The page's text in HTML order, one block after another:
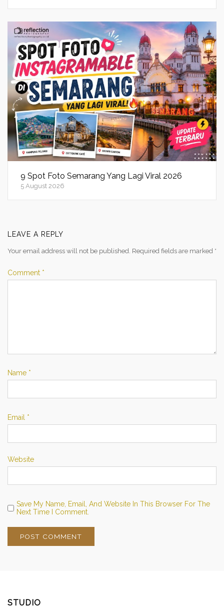
9 Spot Foto Semarang Yang Lagi Viral 2026
5 August 2026
LEAVE A REPLY
Your email address will not be published. Required fields are marked *
Comment *
Name *
Email *
Website
Save My Name, Email, And Website In This Browser For The
Next Time I Comment.
STUDIO